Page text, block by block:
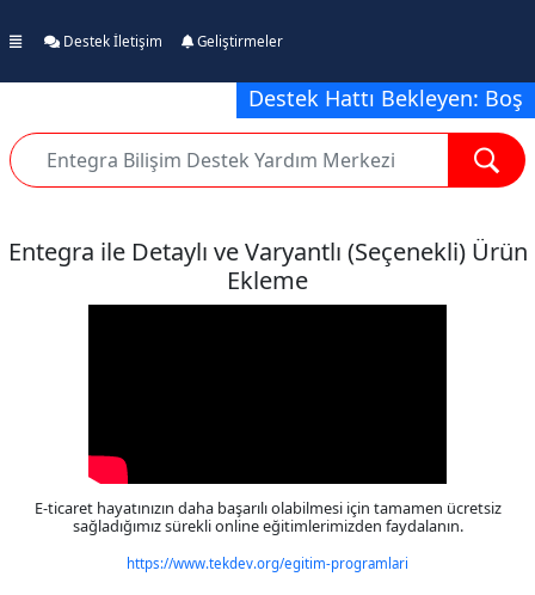
Destek İletişim Geliştirmeler
Destek Hattı Bekleyen: Boş
Entegra ile Detaylı ve Varyantlı (Seçenekli) Ürün
Ekleme
E-ticaret hayatınızın daha başarılı olabilmesi için tamamen ücretsiz
sağladığımız sürekli online eğitimlerimizden faydalanın.
https://www.tekdev.org/egitim-programlari